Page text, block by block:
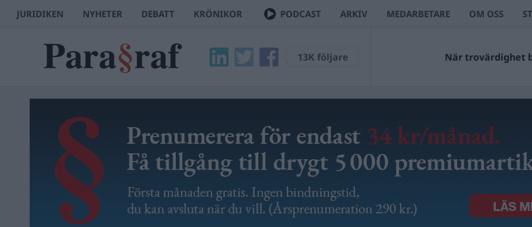
JURIDIKEN NYHETER DEBATT KRÖNIKOR PODCAST ARKIV MEDARBETARE OM OSS
13K följare När trovärdighet